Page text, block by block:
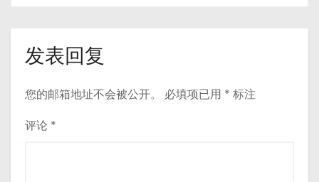
发表回复
您的邮箱地址不会被公开。 必填项已用 * 标注
评论 *